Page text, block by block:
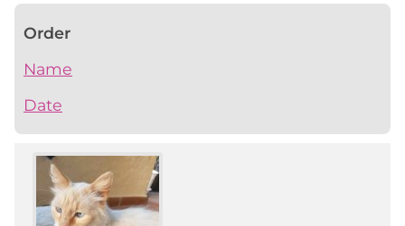
Order
Name
Date